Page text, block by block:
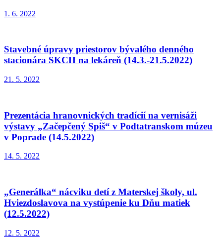
1. 6. 2022
Stavebné úpravy priestorov bývalého denného
stacionára SKCH na lekáreň (14.3.-21.5.2022)
21. 5. 2022
Prezentácia hranovnických tradícií na vernisáži
výstavy „Začepčený Spiš“ v Podtatranskom múzeu
v Poprade (14.5.2022)
14. 5. 2022
„Generálka“ nácviku detí z Materskej školy, ul.
Hviezdoslavova na vystúpenie ku Dňu matiek
(12.5.2022)
12. 5. 2022